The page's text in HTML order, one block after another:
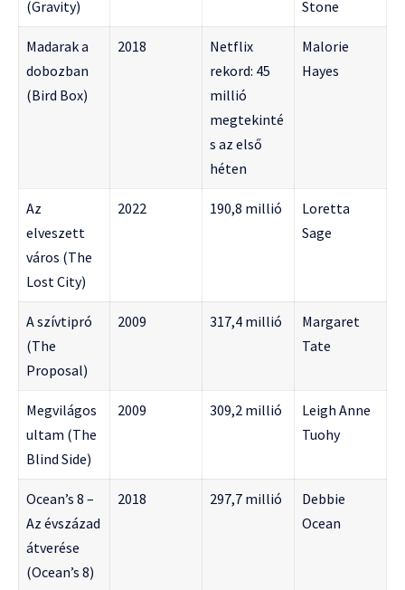
(Gravity)
Stone
Madarak a
dobozban
(Bird Box)
2018
Netflix
rekord: 45
millió
megtekinté
s az első
héten
Malorie
Hayes
Az
elveszett
város (The
Lost City)
2022 190,8 millió
Loretta
Sage
A szívtipró
(The
Proposal)
2009 317,4 millió
Margaret
Tate
Megvilágos
ultam (The
Blind Side)
2009 309,2 millió
Leigh Anne
Tuohy
Ocean’s 8 –
Az évszázad
átverése
(Ocean’s 8)
2018 297,7 millió
Debbie
Ocean